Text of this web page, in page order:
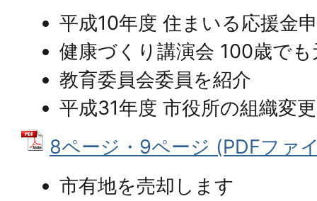
平成10年度 住まいる応援金
健康づくり講演会 100歳で
教育委員会委員を紹介
平成31年度 市役所の組織変更
8ページ・9ページ (PDFファ
市有地を売却します